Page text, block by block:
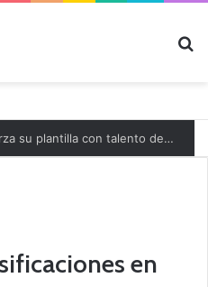
El Cuenca Deportiva refuerza su plantilla con talento de la comarca
en